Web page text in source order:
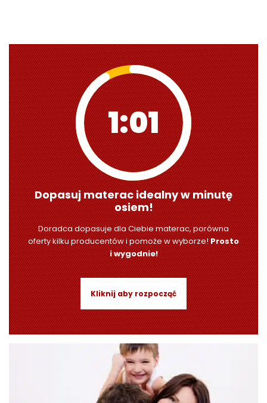
1:00
Dopasuj materac idealny w minutę
osiem!
Doradca dopasuje dla Ciebie materac, porówna
oferty kilku producentów i pomoże w wyborze!Prosto
i wygodnie!
Kliknij aby rozpocząć